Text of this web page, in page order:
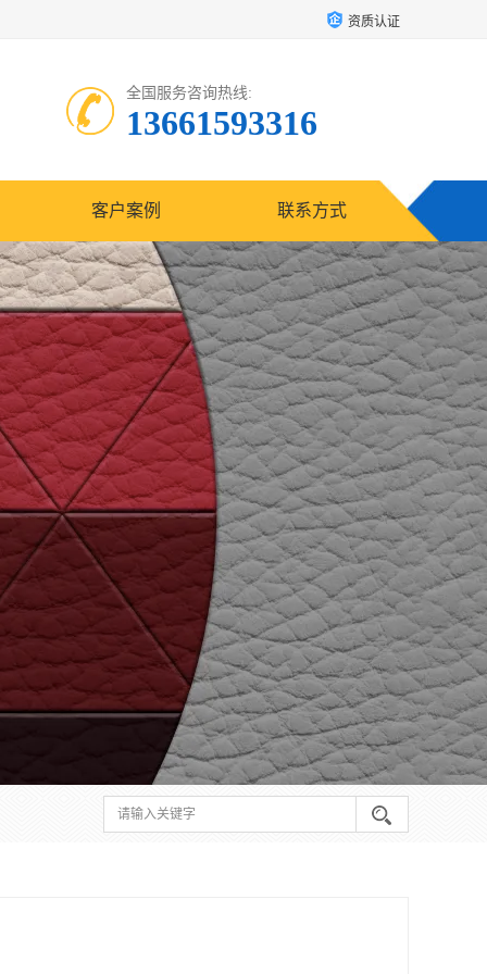
资质认证
全国服务咨询热线:
13661593316
客户案例 联系方式